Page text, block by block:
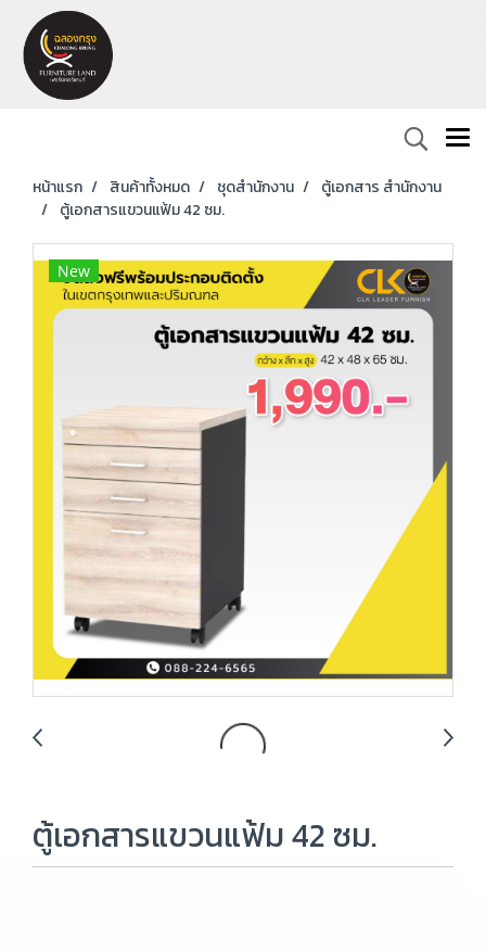
หน้าแรก สินค้าทั้งหมด ชุดสำนักงาน
ตู้เอกสาร สำนักงาน
ตู้เอกสารแขวนแฟ้ม 42 ซม.
New
ตู้เอกสารแขวนแฟ้ม 42 ซม.